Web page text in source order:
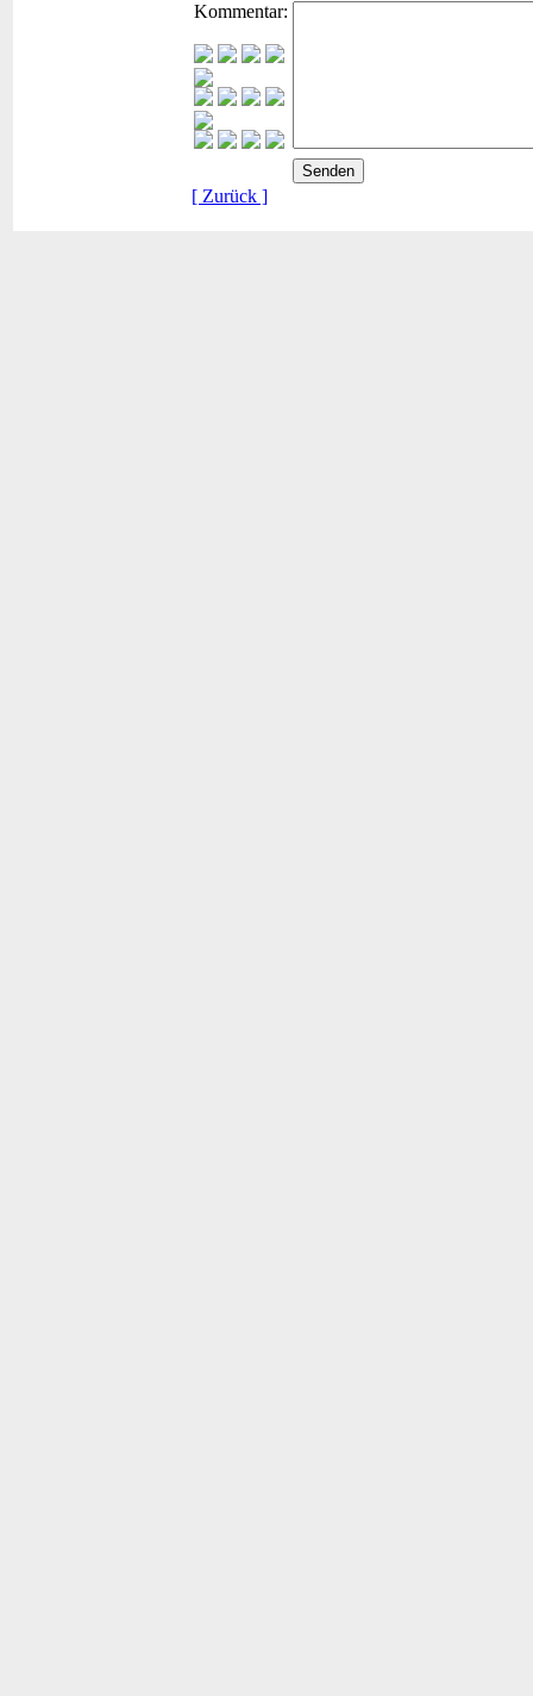
Kommentar:
[ Zurück ]